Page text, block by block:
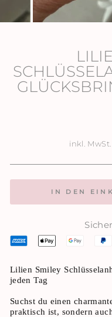
inkl.
IN DEN
Lilien Smiley
jeden Tag
Suchst du einen
praktisch ist, sondern